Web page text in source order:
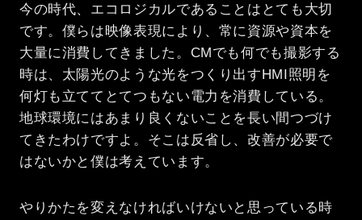
今の時代、エコロジカルであることはとても大切
です。僕らは映像表現により、常に資源や資本を
大量に消費してきました。CMでも何でも撮影する
時は、太陽光のような光をつくり出すHMI照明を
何灯も立ててとてつもない電力を消費している。
地球環境にはあまり良くないことを長い間つづけ
てきたわけですよ。そこは反省し、改善が必要で
はないかと僕は考えています。
やりかたを変えなければいけないと思っている時